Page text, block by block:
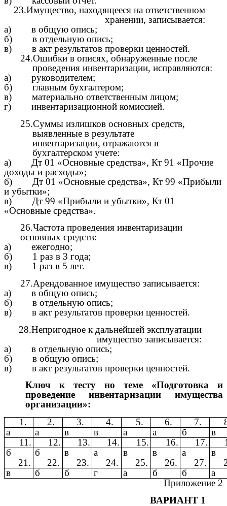
23.Имущество, находящееся на ответственном
хранении, записывается:
а) в общую опись;
б) в отдельную опись;
в) в акт результатов проверки ценностей.
24.Ошибки в описях, обнаруженные после
проведения инвентаризации, исправляются:
а) руководителем;
б) главным бухгалтером;
в) материально ответственным лицом;
г) инвентаризационной комиссией.
25.Суммы излишков основных средств,
выявленные в результате
инвентаризации, отражаются в
бухгалтерском учете:
а) Дт 01 «Основные средства», Кт 91 «Прочие
доходы и расходы»;
б) Дт 01 «Основные средства», Кт 99 «Прибыли
и убытки»;
в) Дт 99 «Прибыли и убытки», Кт 01
«Основные средства».
26.Частота проведения инвентаризации
основных средств:
а) ежегодно;
б) 1 раз в 3 года;
в) 1 раз в 5 лет.
27.Арендованное имущество записывается:
а) в общую опись;
б) в отдельную опись;
в) в акт результатов проверки ценностей.
28.Непригодное к дальнейшей эксплуатации
имущество записывается:
а) в отдельную опись;
б) в общую опись;
в) в акт результатов проверки ценностей.
Ключ к тесту но теме «Подготовка и
проведение инвентаризации имущества
организации»:
1.
2. 3. 4. 5. 6. 7.
а
а в в а а б
в
11.
12. 13. 14. 15. 16. 17.
б
б в а в в а
в
21.
22. 23. 24. 25. 26. 27.
в
б б г а б б
а
Приложение 2
ВАРИАНТ 1